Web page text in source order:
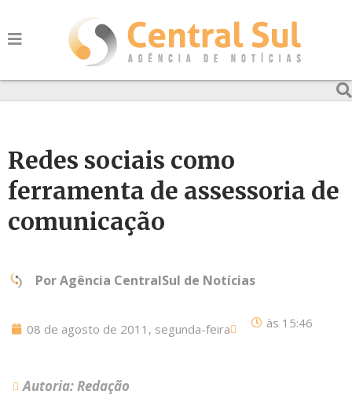
Redes sociais como
ferramenta de assessoria de
comunicação
PorAgência CentralSul de Notícias
08 de agosto de 2011, segunda-feira às 15:46
Autoria: Redação